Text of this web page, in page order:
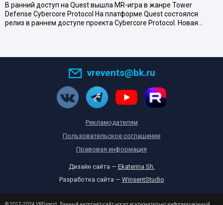
В ранний доступ на Quest вышла MR-игра в жанре Tower
Defense Cybercore Protocol На платформе Quest состоялся
релиз в раннем доступе проекта Cybercore Protocol. Новая…
vrevents@bk.ru
Рекламодателям
Пользовательское соглашение
Правовая информация
Дизайн сайта — Ekaterina Sh.
Разработка сайта — WinsentStudio